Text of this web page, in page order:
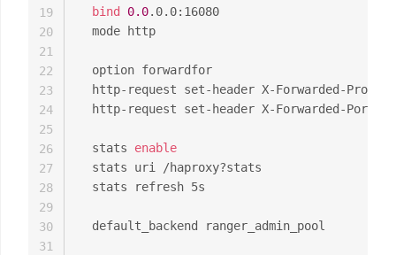
bind 0.0.0.0:16080
  mode http
  option forwardfor
http-request set-header X-Forwarded-Proto
  http-request set-header X-Forwarded-Port
  stats
enable
  stats uri /haproxy?stats
  stats refresh 5s
  default_backend ranger_admin_pool
19
20
21
22
23
24
25
26
27
28
29
30
31